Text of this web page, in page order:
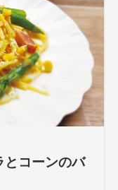
とコーンのバ